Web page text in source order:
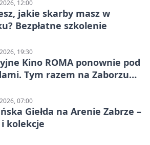
12:00
jakie skarby masz w
Bezpłatne szkolenie
19:30
Kino ROMA ponownie pod
Tym razem na Zaborzu
07:00
Giełda na Arenie Zabrze –
kolekcje